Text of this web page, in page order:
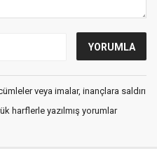
veya imalar, inançlara saldırı
harflerle yazılmış yorumlar